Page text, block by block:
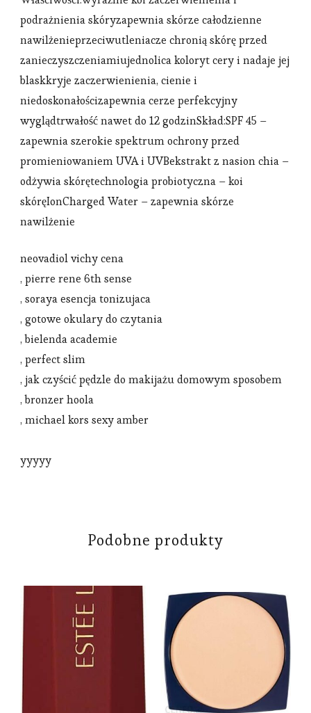
podrażnienia skóryzapewnia skórze całodzienne
nawilżenieprzeciwutleniacze chronią skórę przed
zanieczyszczeniamiujednolica koloryt cery i nadaje jej
blaskkryje zaczerwienienia, cienie i
niedoskonałościzapewnia cerze perfekcyjny
wyglądtrwałość nawet do 12 godzinSkład:SPF 45 –
zapewnia szerokie spektrum ochrony przed
promieniowaniem UVA i UVBekstrakt z nasion chia –
odżywia skórętechnologia probiotyczna – koi
skóręIonCharged Water – zapewnia skórze
nawilżenie
neovadiol vichy cena
, pierre rene 6th sense
, soraya esencja tonizujaca
, gotowe okulary do czytania
, bielenda academie
, perfect slim
, jak czyścić pędzle do makijażu domowym sposobem
, bronzer hoola
, michael kors sexy amber
yyyyy
Podobne produkty